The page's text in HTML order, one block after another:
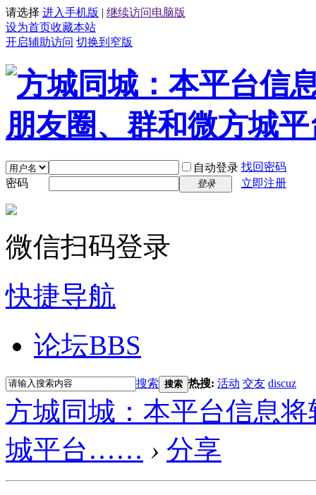
请选择 进入手机版 | 继续访问电脑版
设为首页收藏本站
开启辅助访问 切换到窄版
自动登录 找回密码
密码
登录 立即注册
微信扫码登录
快捷导航
论坛BBS
搜索 搜索 热搜: 活动 交友 discuz
方城同城：本平台信息
城平台…… › 分享